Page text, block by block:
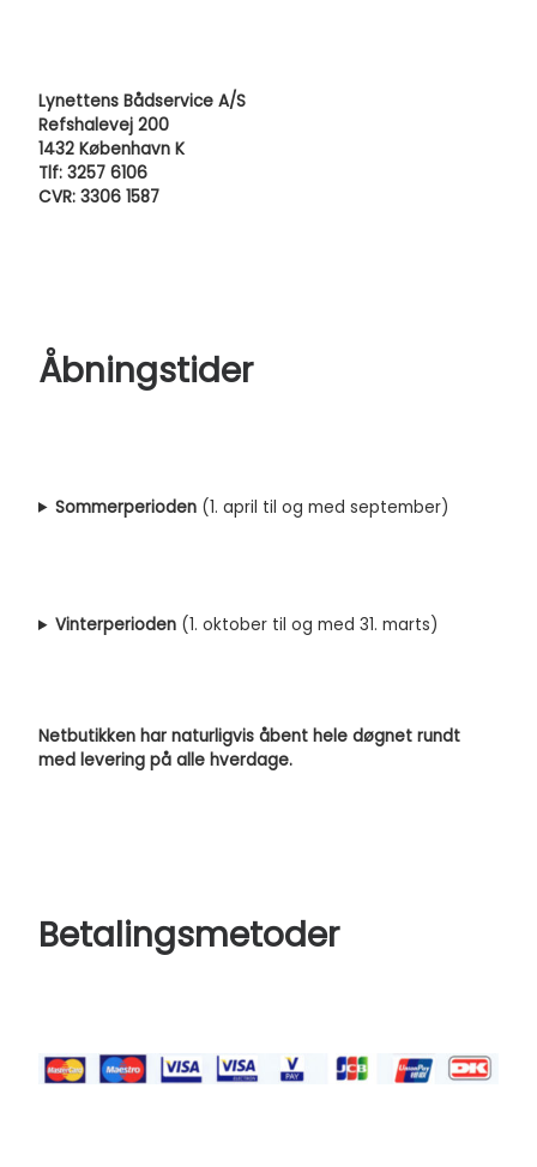
Lynettens Bådservice A/S
Refshalevej 200
1432 København K
Tlf: 3257 6106
CVR: 3306 1587
Åbningstider
Sommerperioden (1. april til og med september)
Vinterperioden (1. oktober til og med 31. marts)
Netbutikken har naturligvis åbent hele døgnet rundt
med levering på alle hverdage.
Betalingsmetoder